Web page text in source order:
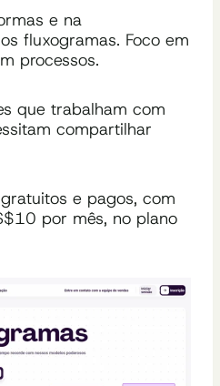
e na
fluxogramas. Foco em
processos.
que trabalham com
compartilhar
e pagos, com
por mês, no plano